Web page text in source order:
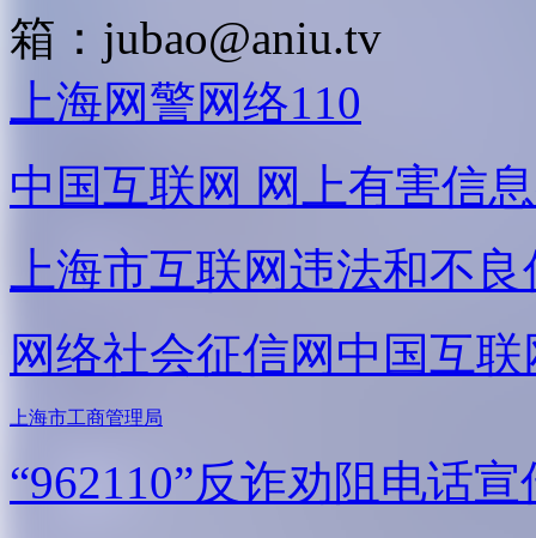
箱： jubao@aniu.tv
上海网警网络110
中国互联网 网上有害信
上海市互联网违法和不
网络社会征信网 中国互
上海市工商管理局
“962110”反诈劝阻电话宣